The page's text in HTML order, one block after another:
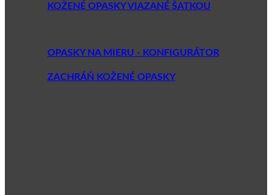
KOŽENÉ OPASKY VIAZANÉ ŠATKOU
OPASKY NA MIERU - KONFIGURÁTOR
ZACHRÁŇ KOŽENÉ OPASKY